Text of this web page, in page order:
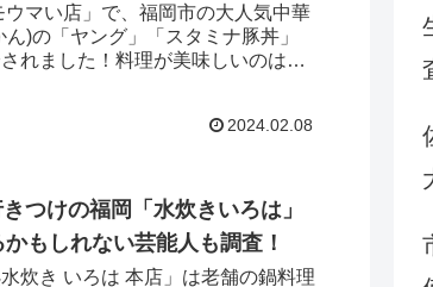
マい店」で、福岡市の大人気中華
)の「ヤング」「スタミナ豚丼」
れました！料理が美味しいのはも
2024.02.08
つけの福岡「水炊きいろは」
もしれない芸能人も調査！
炊き いろは 本店」は老舗の鍋料理